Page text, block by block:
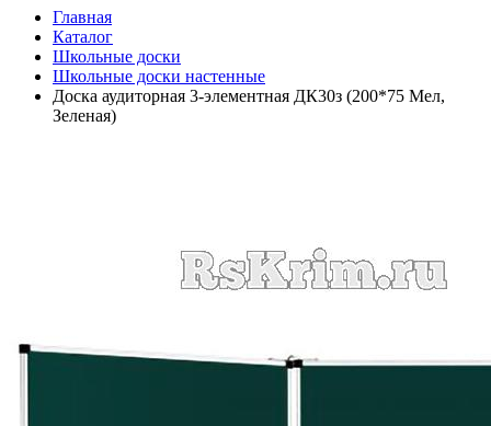
Главная
Каталог
Школьные доски
Школьные доски настенные
Доска аудиторная 3-элементная ДК30з (200*75 Мел,
Зеленая)